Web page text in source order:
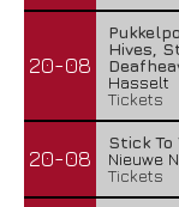
20-08
Hives,
Hasselt
Tickets
20-08
Stick To
Nieuwe
Tickets